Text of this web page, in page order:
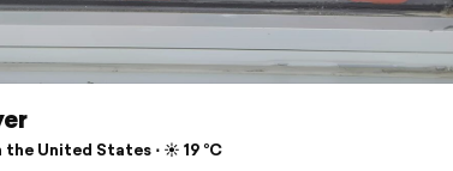
the United States ⋅ ☀️ 19 °C